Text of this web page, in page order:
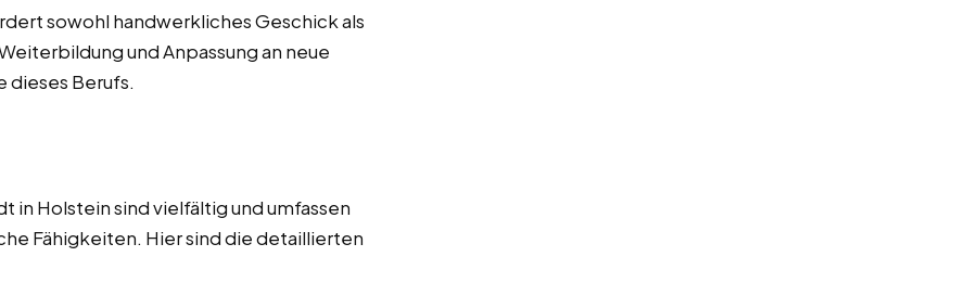
sowohl handwerkliches Geschick als
und Anpassung an neue
dieses Berufs.
in Holstein sind vielfältig und umfassen
Fähigkeiten. Hier sind die detaillierten